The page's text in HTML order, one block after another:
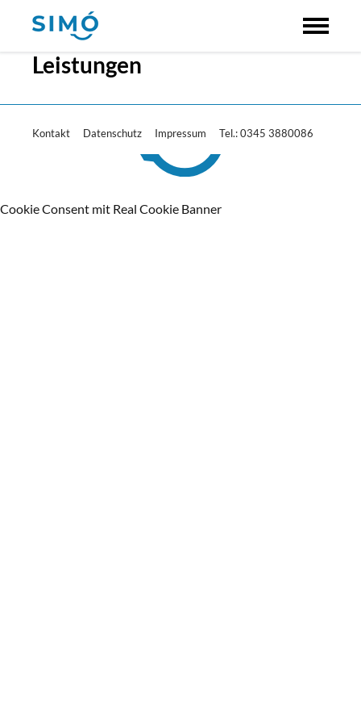
Leistungen
Kontakt Datenschutz Impressum Tel.: 0345 3880086
Cookie Consent mit Real Cookie Banner